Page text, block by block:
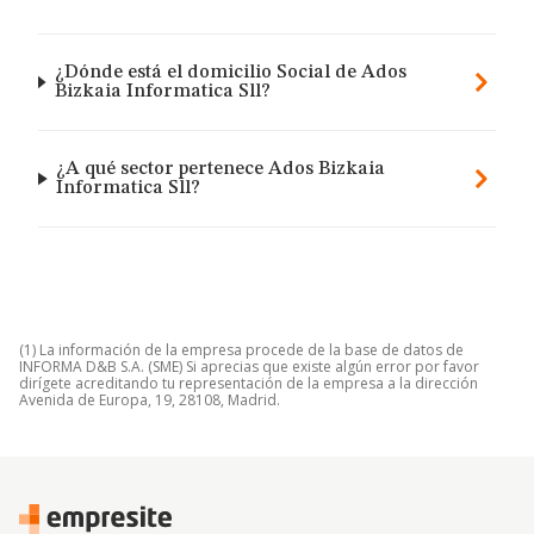
¿Dónde está el domicilio Social de Ados
Bizkaia Informatica Sll?
¿A qué sector pertenece Ados Bizkaia
Informatica Sll?
(1) La información de la empresa procede de la base de datos de
INFORMA D&B S.A. (SME) Si aprecias que existe algún error por favor
dirígete acreditando tu representación de la empresa a la dirección
Avenida de Europa, 19, 28108, Madrid.